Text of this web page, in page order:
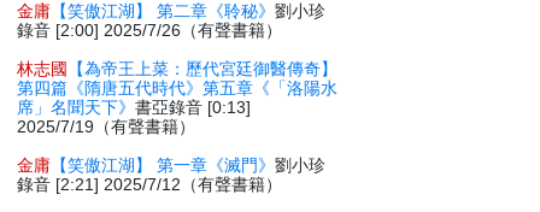
金庸 【笑傲江湖】 第二章《聆秘》劉小珍
錄音 [2:00] 2025/7/26（有聲書籍）
林志國
【為帝王上菜：歷代宮廷御醫傳奇】
第四篇《隋唐五代時代》第五章《「洛陽水
席」名聞天下》書亞錄音 [0:13]
2025/7/19（有聲書籍）
金庸 【笑傲江湖】 第一章《滅門》劉小珍
錄音 [2:21] 2025/7/12（有聲書籍）